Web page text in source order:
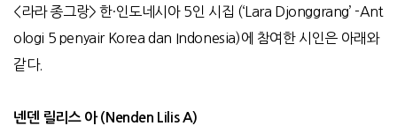
<라라 종그랑> 한·인도네시아 5인 시집 (‘Lara Djonggrang’ -Ant
ologi 5 penyair Korea dan Indonesia)에 참여한 시인은 아래와
같다.
넨덴 릴리스 아 (Nenden Lilis A)